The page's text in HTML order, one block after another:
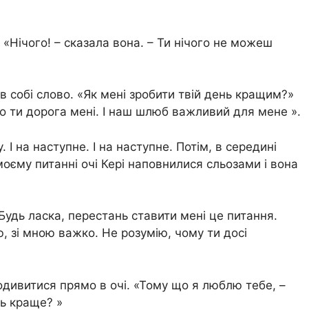
– сказала вона. – Ти нічого не можеш
слово. «Як мені зробити твій день кращим?»
ти дорога мені. І наш шлюб важливий для мене ».
на наступне. І на наступне. Потім, в середині
питанні очі Кері наповнилися сльозами і вона
ласка, перестань ставити мені це питання.
зі мною важко. Не розумію, чому ти досі
прямо в очі. «Тому що я люблю тебе, –
краще? »